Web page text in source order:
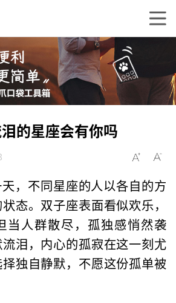
的星座会有你吗
，不同星座的人以各自的方
态。双子座表面看似欢乐，
当人群散尽，孤独感悄然袭
泪，内心的孤寂在这一刻尤
独自静默，不愿这份孤单被